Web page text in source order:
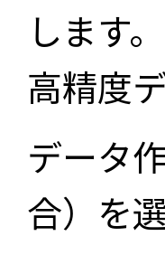
します
高精度
データ
合）を